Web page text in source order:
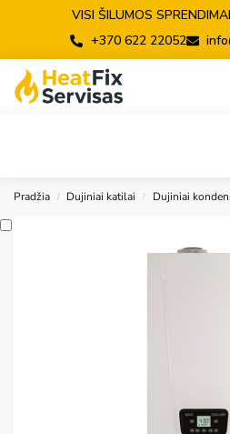
VISI ŠILUMOS
+370 622 22052
Pradžia / Dujiniai katilai / Dujiniai